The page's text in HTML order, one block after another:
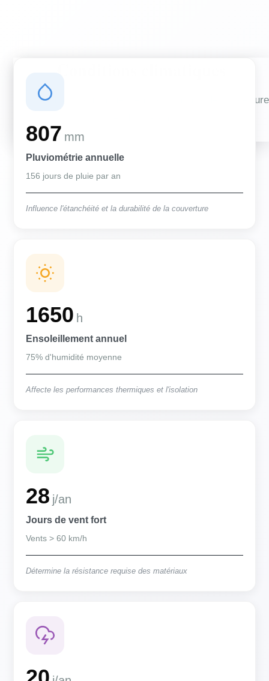
Des conditions qui influencent vos travaux de couverture
807 mm
Pluviométrie annuelle
156 jours de pluie par an
Influence l'étanchéité et la durabilité de la couverture
1650 h
Ensoleillement annuel
75% d'humidité moyenne
Affecte les performances thermiques et l'isolation
28 j/an
Jours de vent fort
Vents > 60 km/h
Détermine la résistance requise des matériaux